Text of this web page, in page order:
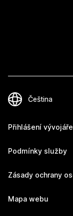
Přihlášení vývojáře
Podmínky služby
Zásady ochrany
Mapa webu